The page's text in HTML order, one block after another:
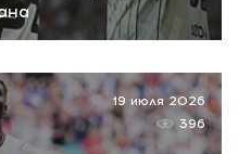
19 июля 2026
396